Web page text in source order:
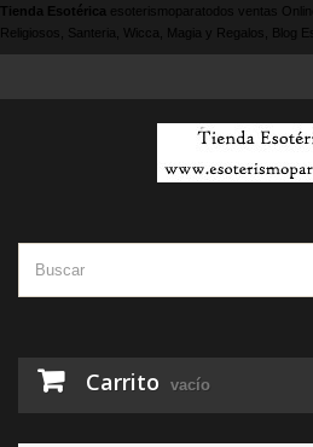
Tienda Esotérica esoterismoparatodos ventas
Religiosos, Santeria, Wicca, Magia y Regalos, Blog
Carrito vacío